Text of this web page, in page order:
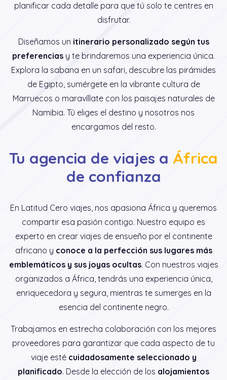
planificar cada detalle para que tú solo te centres en
disfrutar.
Diseñamos un itinerario personalizado según tus
preferencias y te brindaremos una experiencia única.
Explora la sabana en un safari, descubre las pirámides
de Egipto, sumérgete en la vibrante cultura de
Marruecos o maravíllate con los paisajes naturales de
Namibia. Tú eliges el destino y nosotros nos
encargamos del resto.
Tu agencia de viajes a África
de confianza
En Latitud Cero viajes, nos apasiona África y queremos
compartir esa pasión contigo. Nuestro equipo es
experto en crear viajes de ensueño por el continente
africano y conoce a la perfección sus lugares más
emblemáticos y sus joyas ocultas. Con nuestros viajes
organizados a África, tendrás una experiencia única,
enriquecedora y segura, mientras te sumerges en la
esencia del continente negro.
Trabajamos en estrecha colaboración con los mejores
proveedores para garantizar que cada aspecto de tu
viaje esté cuidadosamente seleccionado y
planificado. Desde la elección de los alojamientos